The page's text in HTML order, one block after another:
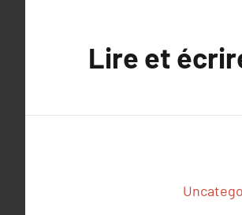
Lire et